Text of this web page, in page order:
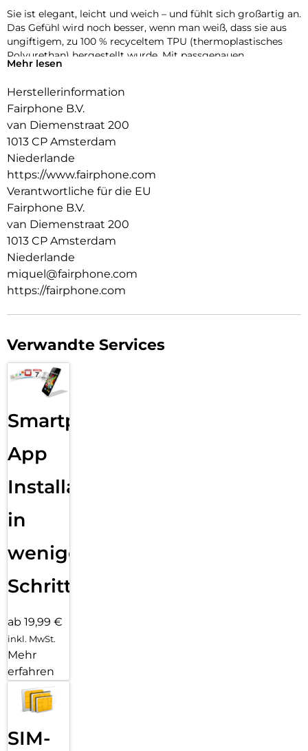
Sie ist elegant, leicht und weich – und fühlt sich großartig an.
Das Gefühl wird noch besser, wenn man weiß, dass sie aus
ungiftigem, zu 100 % recyceltem TPU (thermoplastisches
Polyurethan) hergestellt wurde. Mit passgenauen
Aussparungen und reaktionsschnellen Tastenabdeckungen
Mehr lesen
Herstellerinformation
Fairphone B.V.
van Diemenstraat 200
1013 CP Amsterdam
Niederlande
https://www.fairphone.com
Verantwortliche für die EU
Fairphone B.V.
van Diemenstraat 200
1013 CP Amsterdam
Niederlande
miquel@fairphone.com
https://fairphone.com
Verwandte Services
Smartphone
App
Installation
in
wenigen
Schritten
ab 19,99 €
inkl. MwSt.
Mehr
erfahren
SIM-